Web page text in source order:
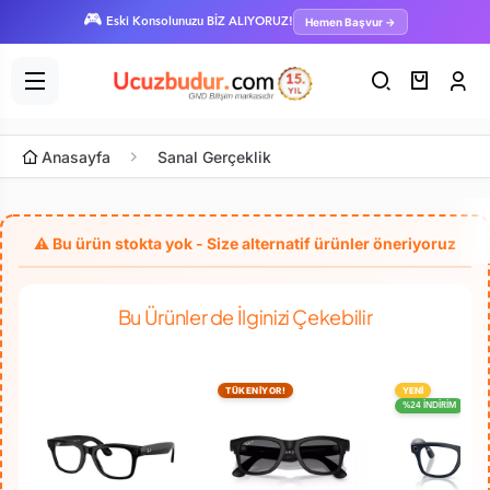
🎮 Eski Konsolunuzu BİZ ALIYORUZ! Hemen Başvur →
Anasayfa Sanal Gerçeklik
Bu Ürünler de İlginizi Çekebilir
TÜKENİYOR! YENİ
%24 İNDİRİM